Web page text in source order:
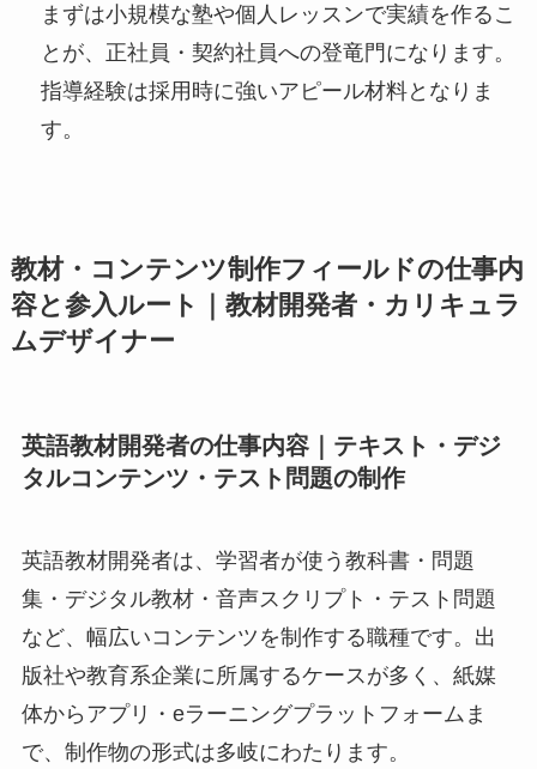
まずは小規模な塾や個人レッスンで実績を作るこ
とが、正社員・契約社員への登竜門になります。
指導経験は採用時に強いアピール材料となりま
す。
教材・コンテンツ制作フィールドの仕事内
容と参入ルート｜教材開発者・カリキュラ
ムデザイナー
英語教材開発者の仕事内容｜テキスト・デジ
タルコンテンツ・テスト問題の制作
英語教材開発者は、学習者が使う教科書・問題
集・デジタル教材・音声スクリプト・テスト問題
など、幅広いコンテンツを制作する職種です。出
版社や教育系企業に所属するケースが多く、紙媒
体からアプリ・eラーニングプラットフォームま
で、制作物の形式は多岐にわたります。